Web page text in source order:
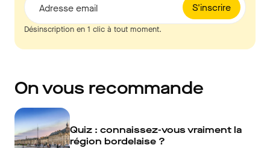
S'inscrire
Adresse email
Désinscription en 1 clic à tout moment.
On vous recommande
Quiz : connaissez-vous vraiment la
région bordelaise ?